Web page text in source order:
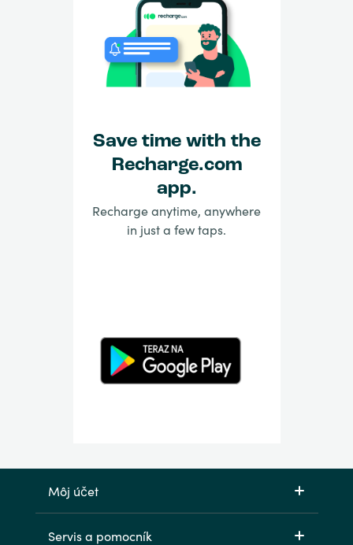
Save time with the
Recharge.com
app.
Recharge anytime, anywhere
in just a few taps.
Môj účet
Servis a pomocník